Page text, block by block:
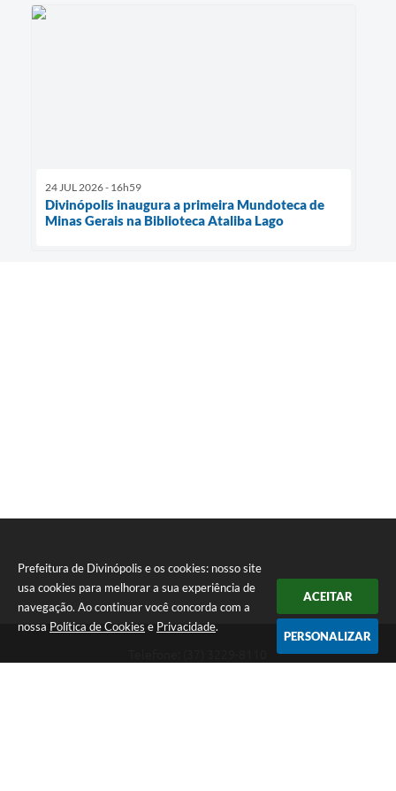
Prefeitura de Divinópolis e os cookies: nosso site
usa cookies para melhorar a sua experiência de
navegação. Ao continuar você concorda com a
nossa Política de Cookies e Privacidade.
ACEITAR
PERSONALIZAR
24 JUL 2026 - 16h59
Divinópolis inaugura a primeira Mundoteca de
Minas Gerais na Biblioteca Ataliba Lago